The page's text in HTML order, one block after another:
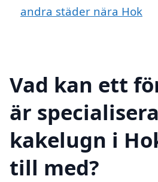
andra städer nära Hok
Vad kan ett
är
kakelugn i
till med?